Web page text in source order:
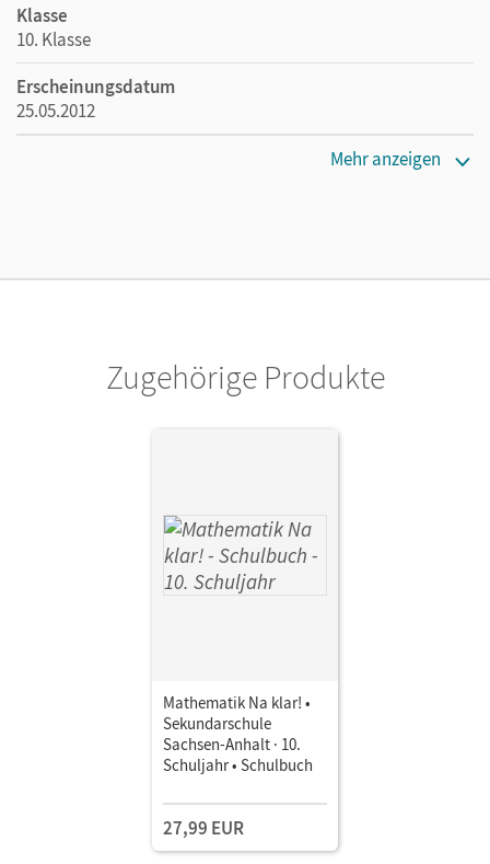
Klasse
10. Klasse
Erscheinungsdatum
25.05.2012
Mehr anzeigen
Zugehörige Produkte
Mathematik Na klar! •
Sekundarschule
Sachsen-Anhalt · 10.
Schuljahr • Schulbuch
27,99 EUR